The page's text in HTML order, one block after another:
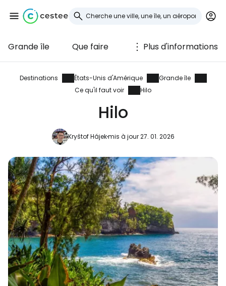
Grande île Que faire Plus d'informations
Destinations États-Unis d'Amérique
Grande île
Ce qu'il faut voir
Hilo
Hilo
Kryštof Hájekmis à jour 27. 01. 2026
Se connecter à
Cestee
... la communauté mondiale des voyageurs
Continuer avec Google
Continuer avec Facebook
Poursuivre avec le courrier
électronique